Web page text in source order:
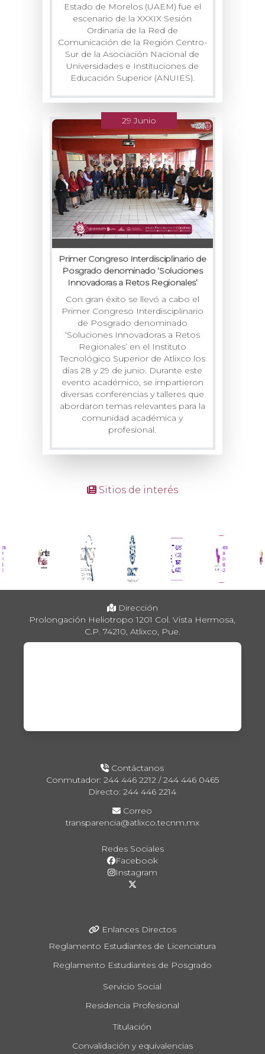
Estado de Morelos (UAEM) fue el
escenario de la XXXIX Sesión
Ordinaria de la Red de
Comunicación de la Región Centro-
Sur de la Asociación Nacional de
Universidades e Instituciones de
Educación Superior (ANUIES).
29 Junio
Primer Congreso Interdisciplinario de
Posgrado denominado ‘Soluciones
Innovadoras a Retos Regionales’
Con gran éxito se llevó a cabo el
Primer Congreso Interdisciplinario
de Posgrado denominado
‘Soluciones Innovadoras a Retos
Regionales’ en el Instituto
Tecnológico Superior de Atlixco los
días 28 y 29 de junio. Durante este
evento académico, se impartieron
diversas conferencias y talleres que
abordaron temas relevantes para la
comunidad académica y
profesional.
Sitios de interés
Dirección
Prolongación Heliotropo 1201 Col. Vista Hermosa,
C.P. 74210, Atlixco, Pue.
Contáctanos
Conmutador: 244 446 2212 / 244 446 0465
Directo: 244 446 2214
Correo
transparencia@atlixco.tecnm.mx
Redes Sociales
Facebook
Instagram
Enlances Directos
Reglamento Estudiantes de Licenciatura
Reglamento Estudiantes de Posgrado
Servicio Social
Residencia Profesional
Titulación
Convalidación y equivalencias